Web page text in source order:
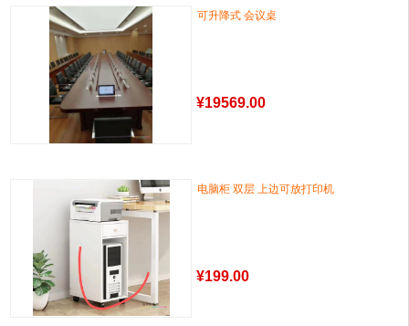
可升降式 会议桌
¥19569.00
电脑柜 双层 上边可放打印机
¥199.00